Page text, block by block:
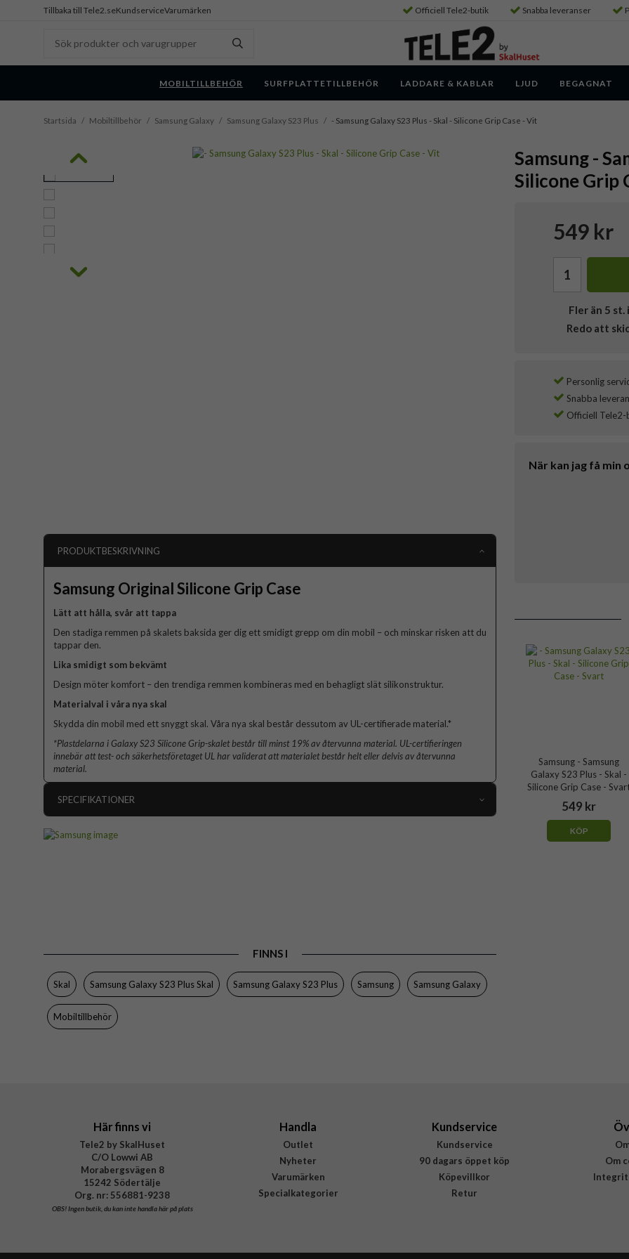
Tillbaka till Tele2.seKundserviceVarumärken Officiell Tele2-butik Snabba leveranser
MOBILTILLBEHÖR SURFPLATTETILLBEHÖR LADDARE & KABLAR LJUD BEGAGNAT
Startsida / Mobiltillbehör / Samsung Galaxy / Samsung Galaxy S23 Plus / - Samsung Galaxy S23 Plus - Skal - Silicone Grip Case - Vit
Samsung -
Silicone Grip
549 kr
Fler än 5 st.
Redo att
Personlig
Snabba
Officiell
När kan jag få min
Samsung - Samsung
Galaxy S23 Plus - Skal -
Silicone Grip Case -
549 kr
KÖP
PRODUKTBESKRIVNING
Samsung Original Silicone Grip Case
Lätt att hålla, svår att tappa
Den stadiga remmen på skalets baksida ger dig ett smidigt grepp om din mobil – och minskar risken att du
tappar den.
Lika smidigt som bekvämt
Design möter komfort – den trendiga remmen kombineras med en behagligt slät silikonstruktur.
Materialval i våra nya skal
Skydda din mobil med ett snyggt skal. Våra nya skal består dessutom av UL-certifierade material.*
*Plastdelarna i Galaxy S23 Silicone Grip-skalet består till minst 19% av återvunna material. UL-certifieringen
innebär att test- och säkerhetsföretaget UL har validerat att materialet består helt eller delvis av återvunna
material.
SPECIFIKATIONER
Tillverkarens art nr
EF-GS916TWEGWW
EAN
FINNS I
Skal Samsung Galaxy S23 Plus Skal Samsung Galaxy S23 Plus Samsung Samsung Galaxy
Mobiltillbehör
Här finns vi
Tele2 by SkalHuset
C/O Lowwi AB
Morabergsvägen 8
15242 Södertälje
Org. nr: 556881-9238
OBS!Ingen butik, du kan inte handla här på plats
Handla
Outlet
Nyheter
Varumärken
Specialkategorier
Kundservice
Kundservice
90 dagars öppet köp
Köpevillkor
Retur
Om